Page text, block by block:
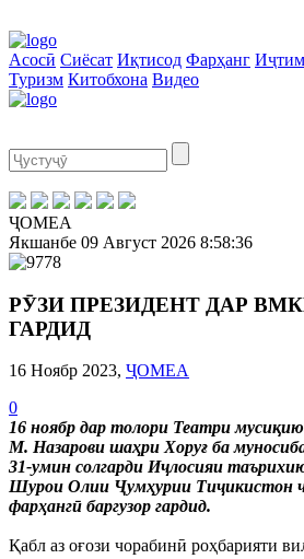
Асосӣ Сиёсат Иқтисод Фарҳанг
Туризм Китобхона Видео
ҶОМЕА
Якшанбе 09 Август 2026 8:58:36
РӮЗИ ПРЕЗИДЕНТ ДАР
ГАРДИД
16 Ноябр 2023, ҶОМЕА
0
16 ноябр дар толори Театри
М. Назарови шаҳри Хоруғ ба
31-умин солгарди Иҷлосияи
Шурои Олии Ҷумҳурии Тиҷикистон
фарҳангӣ баргузор гардид.
Қабл аз оғози чорабинӣ роҳбарияти